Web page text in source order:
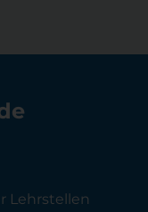
Lehrstellen